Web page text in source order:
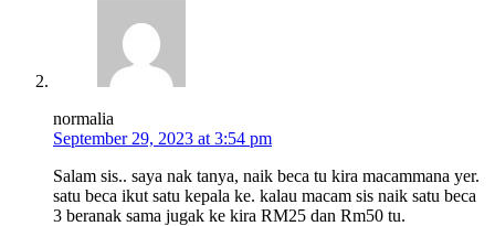
normalia
September 29, 2023 at 3:54 pm
Salam sis.. saya nak tanya, naik beca tu kira macammana yer.
satu beca ikut satu kepala ke. kalau macam sis naik satu beca
3 beranak sama jugak ke kira RM25 dan Rm50 tu.